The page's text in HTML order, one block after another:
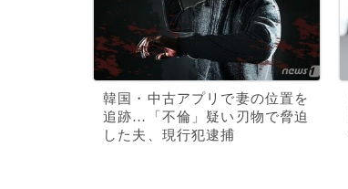
韓国・中古アプリで妻の位置を
追跡…「不倫」疑い刃物で脅迫
した夫、現行犯逮捕